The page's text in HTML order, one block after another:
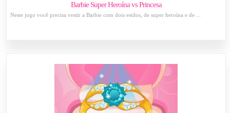
Barbie Super Heroína vs Princesa
Neste jogo você precisa vestir a Barbie com dois estilos, de super heroína e de ...